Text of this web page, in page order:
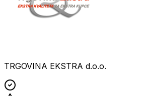
TRGOVINA EKSTRA d.o.o.